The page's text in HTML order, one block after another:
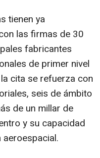
tienen ya
las firmas de 30
fabricantes
de primer nivel
cita se refuerza con
seis de ámbito
de un millar de
y su capacidad